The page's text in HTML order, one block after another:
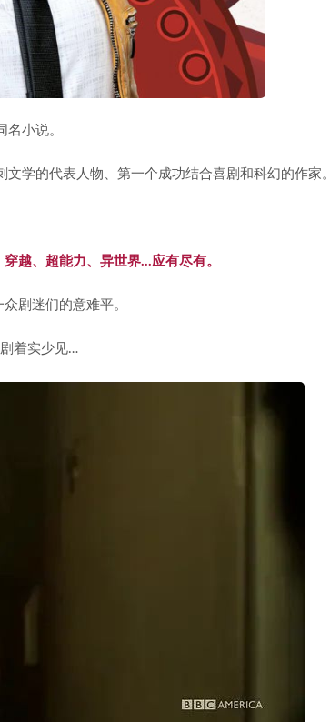
名小说。
学的代表人物、第一个成功结合喜剧和科幻的作家。
越、超能力、异世界…应有尽有。
剧迷们的意难平。
着实少见…